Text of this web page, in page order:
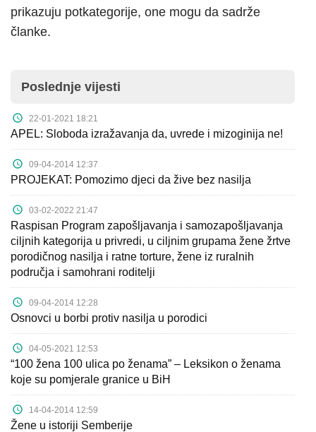
Dokumenti
pozivi
English
prikazuju potkategorije, one mogu da sadrže
članke.
Poslednje vijesti
22-01-2021 18:21
APEL: Sloboda izražavanja da, uvrede i mizoginija ne!
09-04-2014 12:37
PROJEKAT: Pomozimo djeci da žive bez nasilja
03-02-2022 21:47
Raspisan Program zapošljavanja i samozapošljavanja
ciljnih kategorija u privredi, u ciljnim grupama žene žrtve
porodičnog nasilja i ratne torture, žene iz ruralnih
područja i samohrani roditelji
09-04-2014 12:28
Osnovci u borbi protiv nasilja u porodici
04-05-2021 12:53
“100 žena 100 ulica po ženama” – Leksikon o ženama
koje su pomjerale granice u BiH
14-04-2014 12:59
Žene u istoriji Semberije